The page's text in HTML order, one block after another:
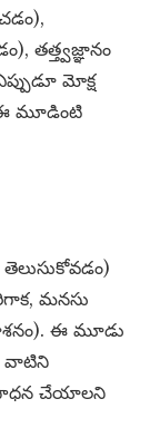
తత్త్వజ్ఞానం
మోక్ష
ఈ మూడింటి
తెలుసుకోవడం)
మనసు
ఈ మూడు
వాటిని
సాధన చేయాలని